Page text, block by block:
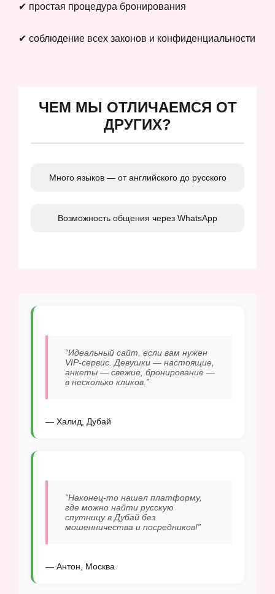
✔ простая процедура бронирования
✔ соблюдение всех законов и конфиденциальности
ЧЕМ МЫ ОТЛИЧАЕМСЯ ОТ
ДРУГИХ?
Много языков — от английского до русского
Возможность общения через WhatsApp
“Идеальный сайт, если вам нужен
VIP-сервис. Девушки — настоящие,
анкеты — свежие, бронирование —
в несколько кликов.”
— Халид, Дубай
“Наконец-то нашел платформу,
где можно найти русскую
спутницу в Дубай без
мошенничества и посредников!”
— Антон, Москва